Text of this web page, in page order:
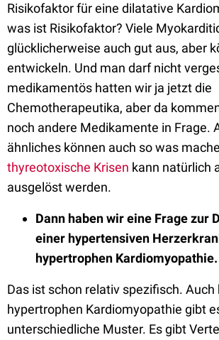
Risikofaktor für eine dilatative
was ist Risikofaktor? Viele
glücklicherweise auch gut aus, aber
entwickeln. Und man darf nicht
medikamentös hatten wir ja jetzt die
Chemotherapeutika, aber da
noch andere Medikamente in Frage.
ähnliches können auch so was
thyreotoxische Krisen kann natürlich
ausgelöst werden.
Dann haben wir eine Frage zur
einer hypertensiven
hypertrophen Kardiomyopathie.
Das ist schon relativ spezifisch. Auch
hypertrophen Kardiomyopathie gibt
unterschiedliche Muster. Es gibt